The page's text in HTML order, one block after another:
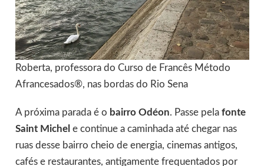
Roberta, professora do Curso de Francês Método
Afrancesados®, nas bordas do Rio Sena
A próxima parada é o bairro Odéon. Passe pela fonte
Saint Michel e continue a caminhada até chegar nas
ruas desse bairro cheio de energia, cinemas antigos,
cafés e restaurantes, antigamente frequentados por